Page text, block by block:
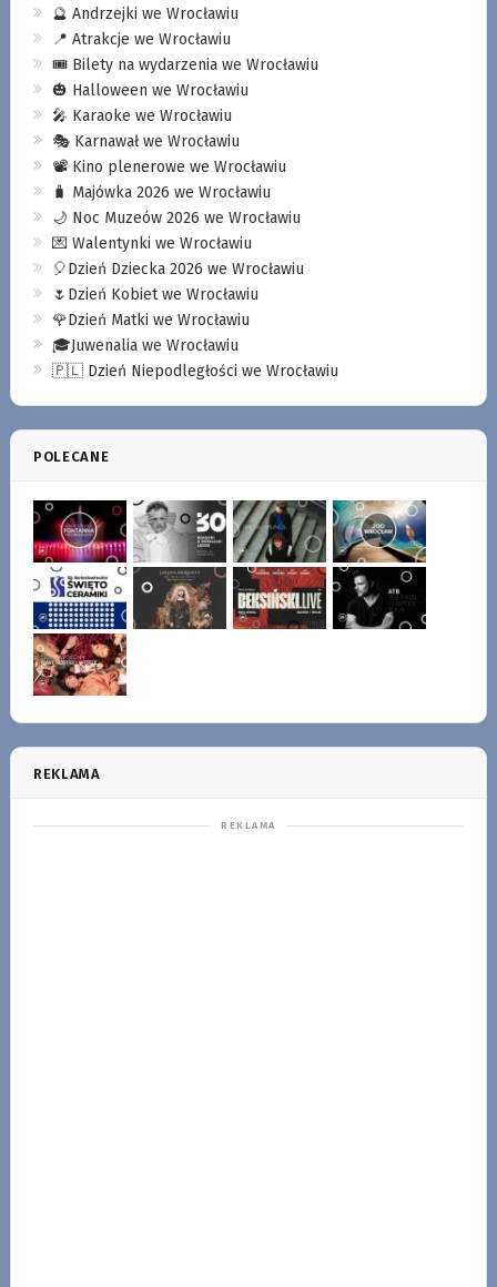
🔮 Andrzejki we Wrocławiu
📍 Atrakcje we Wrocławiu
🎟️ Bilety na wydarzenia we Wrocławiu
🎃 Halloween we Wrocławiu
🎤 Karaoke we Wrocławiu
🎭 Karnawał we Wrocławiu
📽️ Kino plenerowe we Wrocławiu
🧳 Majówka 2026 we Wrocławiu
🌙 Noc Muzeów 2026 we Wrocławiu
💌 Walentynki we Wrocławiu
🎈Dzień Dziecka 2026 we Wrocławiu
🌷Dzień Kobiet we Wrocławiu
🌹Dzień Matki we Wrocławiu
🎓Juwenalia we Wrocławiu
🇵🇱 Dzień Niepodległości we Wrocławiu
POLECANE
REKLAMA